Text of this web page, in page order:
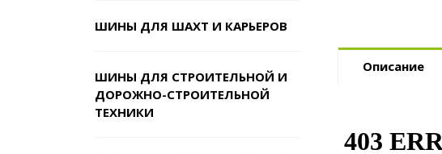
ШИНЫ ДЛЯ ШАХТ И КАРЬЕРОВ
ШИНЫ ДЛЯ СТРОИТЕЛЬНОЙ И
ДОРОЖНО-СТРОИТЕЛЬНОЙ
ТЕХНИКИ
Описание